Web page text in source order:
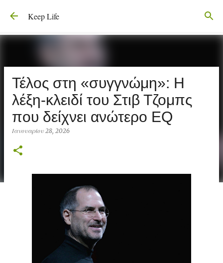
Μετάβαση στο κύριο περιεχόμενο
Keep Life
Τέλος στη «συγγνώμη»: Η
λέξη-κλειδί του Στιβ Τζομπς
που δείχνει ανώτερο EQ
Ιανουαρίου 28, 2026